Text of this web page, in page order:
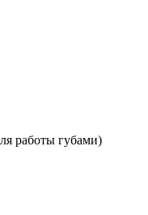
работы губами)